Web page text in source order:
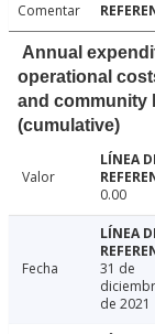
Comentar
Annual
operational
and community
(cumulative)
Valor
0.00
Fecha
31 de
de 2021